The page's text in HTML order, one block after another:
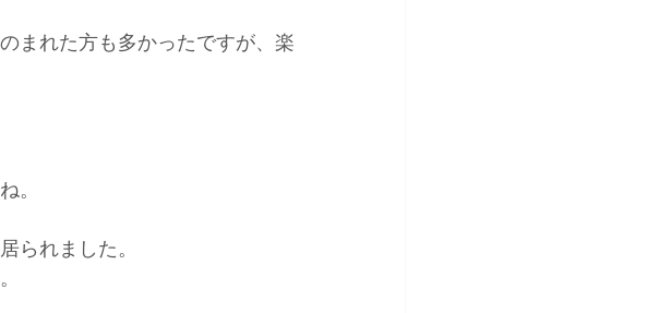
まれた方も多かったですが、楽
。
られました。